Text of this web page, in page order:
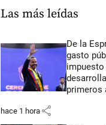
Las más leídas
De la
gasto
primeros
hace 1 hora share